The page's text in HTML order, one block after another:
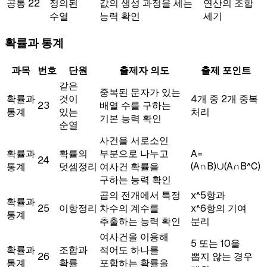
공통 22
정의된
수열
값의 생성 과정을 세는
능력 확인
연산의 조합
세기
확률과 통계
과목 번호 단원 출제자 의도 출제 포인트
확률과
통계
23
같은
것이
있는
순열
중복된 문자가 있는
배열 수를 구하는
기본 능력 확인
4개 중 2개 중복
처리
확률과
통계
24
확률의
덧셈정리
사건을 서로소인
부분으로 나누고
여사건 확률을
구하는 능력 확인
A=
(A∩B)∪(A∩B^C)
확률과
통계
25 이항정리
곱의 전개에서 특정
차수의 계수를
추출하는 능력 확인
x^5항과
x^6항의 기여
분리
확률과
통계
26
조합과
확률
여사건을 이용해
적어도 하나를
포함하는 확률을
5 또는 10을
뽑지 않는 경우